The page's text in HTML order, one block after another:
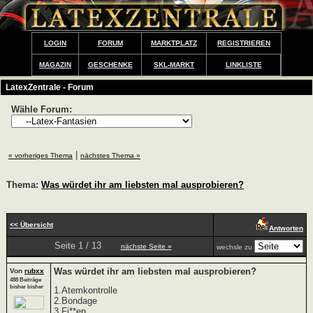
LOGIN FORUM MARKTPLATZ REGISTRIEREN
MAGAZIN GESCHENKE SKL-MARKT LINKLISTE
LatexZentrale - Forum
Wähle Forum:
« vorheriges Thema nächstes Thema »
Thema: Was würdet ihr am liebsten mal ausprobieren?
<< Übersicht Antworten
Seite 1 / 13 nächste Seite » wechsle zu
Von rubxx
488 Beiträge
bisher bisher
Was würdet ihr am liebsten mal ausprobieren?
1.Atemkontrolle
2.Bondage